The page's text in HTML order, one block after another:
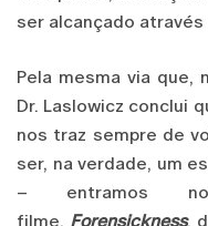
ser alcançado
Pela mesma via que,
Dr. Laslowicz conclui
nos traz sempre de
ser, na verdade, um
– entramos
filme, Forensickness,